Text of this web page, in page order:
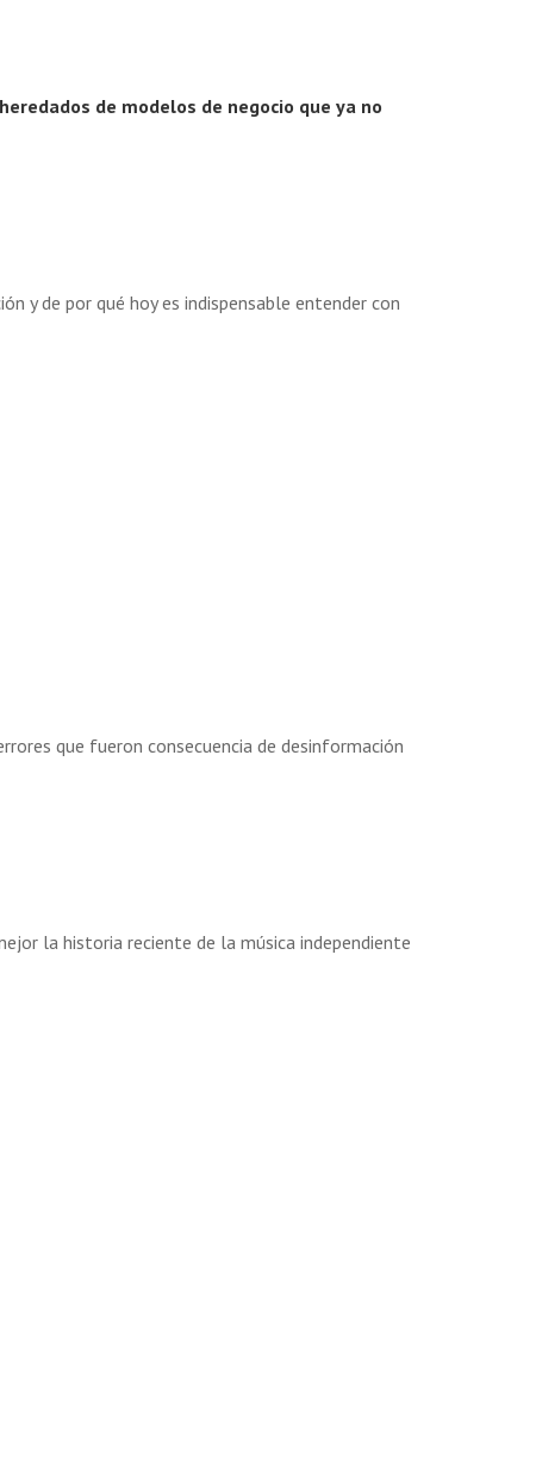
de modelos de negocio que ya no
y de por qué hoy es indispensable entender con
que fueron consecuencia de desinformación
la historia reciente de la música independiente